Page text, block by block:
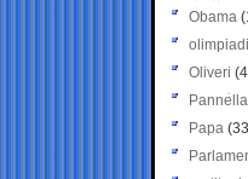
Obama
olimpiadi
Oliveri
Pannella
Papa